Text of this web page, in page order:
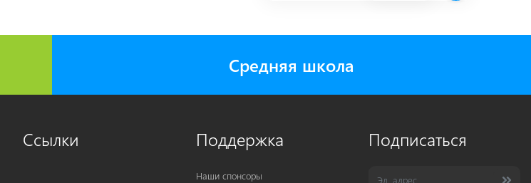
Средняя школа
Ссылки Поддержка
Наши спонсоры
Подписаться